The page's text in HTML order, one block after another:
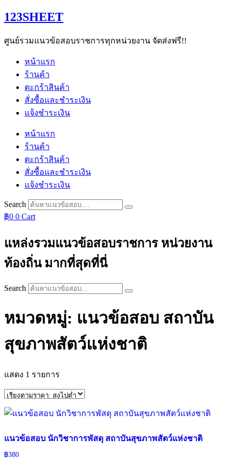
Skip
to
123SHEET
ศูนย์รวมแนวข้อสอบราชการทุกหน่วยงาน จัดส่งฟรี!!
หน้าแรก
ร้านค้า
ตะกร้าสินค้า
สั่งซื้อและชำระเงิน
แจ้งชำระเงิน
หน้าแรก
ร้านค้า
ตะกร้าสินค้า
สั่งซื้อและชำระเงิน
แจ้งชำระเงิน
Search
฿0 0 Cart
แหล่งรวมแนวข้อสอบราชการ หน่วยงาน
ท้องถิ่น มากที่สุดที่นี่
Search
หมวดหมู่: แนวข้อสอบ สถาบัน
สุขภาพสัตว์แห่งชาติ
แสดง 1 รายการ
แนวข้อสอบ นักวิชาการพัสดุ สถาบันสุขภาพสัตว์แห่งชาติ
฿380